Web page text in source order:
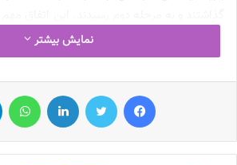
انتخابی المپیک بیان کرد: تعدادی اردو طبق
که بررسی خواهد شد و بازیکنان زیر نظر کادر
مرحله بعد آماده شود. در مورد بازی
مربی جلسه رسمی داشته باشیم و برنامه‌ها را
نمایش بیشتر